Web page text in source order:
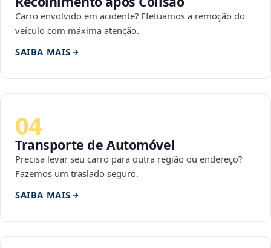
Carro envolvido em acidente? Efetuamos a remoção do
veículo com máxima atenção.
SAIBA MAIS
04
Transporte de Automóvel
Precisa levar seu carro para outra região ou endereço?
Fazemos um traslado seguro.
SAIBA MAIS